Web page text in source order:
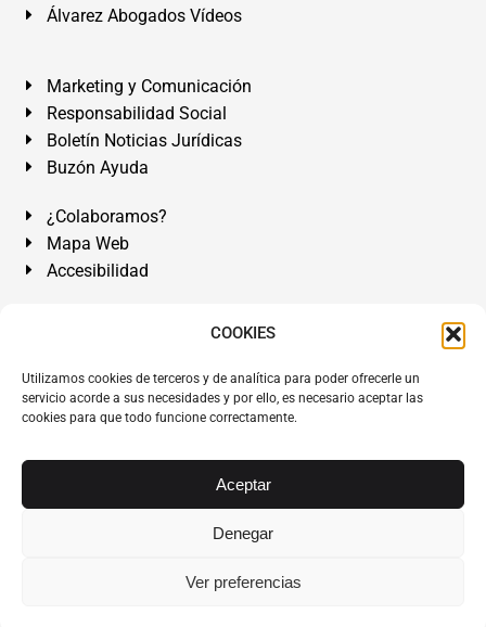
COOKIES
Utilizamos cookies de terceros y de analítica para poder ofrecerle un
servicio acorde a sus necesidades y por ello, es necesario aceptar las
cookies para que todo funcione correctamente.
Aceptar
Denegar
Ver preferencias
Álvarez Abogados Vídeos
Marketing y Comunicación
Responsabilidad Social
Boletín Noticias Jurídicas
Buzón Ayuda
¿Colaboramos?
Mapa Web
Accesibilidad
Álvarez Abogados Tenerife:Calle Teobaldo Power Nº 7,
de Tenerife. Islas Canarias.
Somos Abogados especialistas del Derecho desde 1954.
Tenerife Sur .Mejores Abogados Tenerife
Abogados colegiados y ejercientes del ICATF.
Todos los derechos reservados.